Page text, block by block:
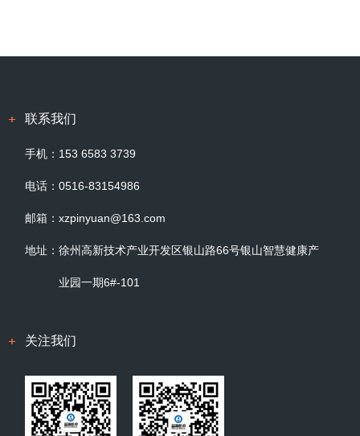
联系我们
手机： 153 6583 3739
电话：0516-83154986
邮箱：xzpinyuan@163.com
地址：徐州高新技术产业开发区银山路66号银山智慧健康产
业园一期6#-101
关注我们